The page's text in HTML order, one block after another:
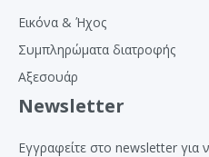
Εικόνα & Ήχος
Συμπληρώματα διατροφής
Αξεσουάρ
Newsletter
Εγγραφείτε στο newsletter για